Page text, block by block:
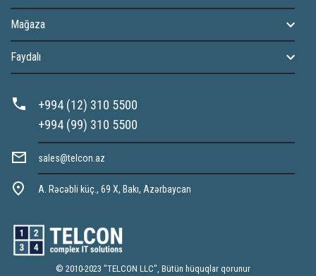
Mağaza
Faydalı
+994 (12) 310 5500
+994 (99) 310 5500
sales@telcon.az
A. Rəcəbli küç., 69 X, Bakı, Azərbaycan
© 2010-2023 "TELCON LLC", Bütün hüquqlar qorunur